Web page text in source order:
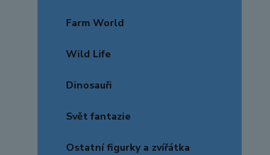
Farm World
Wild Life
Dinosauři
Svět fantazie
Ostatní figurky a zvířátka